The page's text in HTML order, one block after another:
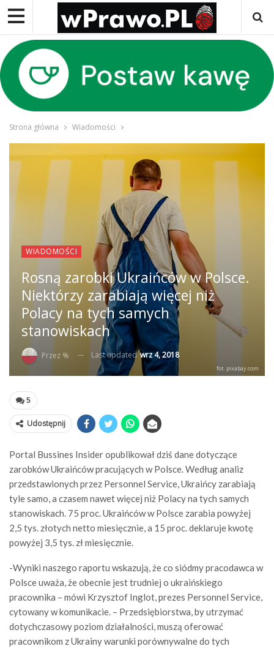
Strona główna Wiadomości
WIADOMOŚCI
Rosną zarobki Ukraińców w Polsce.
Niektórzy zarabiają więcej niż
Polacy na tych samych
stanowiskach
Przez % Last updatedwrz 4, 2018
fot. pixabay.com
5
Udostępnij
Portal Bussines Insider opublikował dziś dane dotyczące
zarobków Ukraińców pracujących w Polsce. Według analiz
przedstawionych przez Personnel Service, Ukraińcy zarabiają
tyle samo, a czasem nawet więcej niż Polacy na tych samych
stanowiskach. 75 proc. Ukraińców w Polsce zarabia powyżej
2,5 tys. złotych netto miesięcznie, a 15 proc. deklaruje kwotę
powyżej 3,5 tys. zł miesięcznie.
-Wyniki naszego raportu wskazują, że co siódmy pracodawca w
Polsce uważa, że obecnie jest trudniej o ukraińskiego
pracownika – mówi Krzysztof Inglot, prezes Personnel Service,
cytowany w komunikacie. – Przedsiębiorstwa, by utrzymać
dotychczasowy poziom działalności, muszą oferować
pracownikom z Ukrainy warunki porównywalne do tych